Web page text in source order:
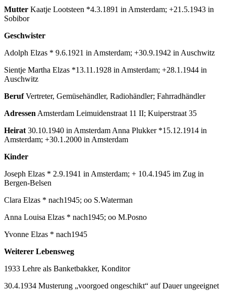
Mutter Kaatje Lootsteen *4.3.1891 in Amsterdam; +21.5.1943 in
Sobibor
Geschwister
Adolph Elzas * 9.6.1921 in Amsterdam; +30.9.1942 in Auschwitz
Sientje Martha Elzas *13.11.1928 in Amsterdam; +28.1.1944 in
Auschwitz
BerufVertreter, Gemüsehändler, Radiohändler; Fahrradhändler
Adressen Amsterdam Leimuidenstraat 11 II; Kuiperstraat 35
Heirat 30.10.1940 in Amsterdam Anna Plukker *15.12.1914 in
Amsterdam; +30.1.2000 in Amsterdam
Kinder
Joseph Elzas * 2.9.1941 in Amsterdam; + 10.4.1945 im Zug in
Bergen-Belsen
Clara Elzas * nach1945; oo S.Waterman
Anna Louisa Elzas * nach1945; oo M.Posno
Yvonne Elzas * nach1945
Weiterer Lebensweg
1933 Lehre als Banketbakker, Konditor
30.4.1934 Musterung „voorgoed ongeschikt“ auf Dauer ungeeignet